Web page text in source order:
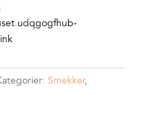
Smekker,